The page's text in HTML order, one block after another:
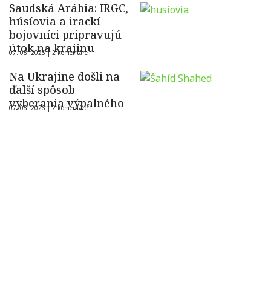
Saudská Arábia: IRGC,
húsíovia a irackí
bojovníci pripravujú
útok na krajinu
07. 08. 2026 |2 komentáre
Na Ukrajine došli na
ďalší spôsob
vyberania výpalného
07. 08. 2026 |2 komentáre